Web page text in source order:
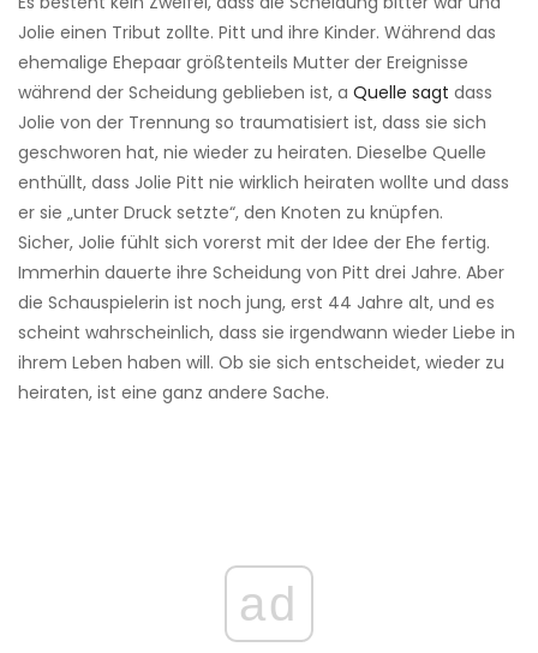
Jolie einen Tribut zollte. Pitt und ihre Kinder. Während das
ehemalige Ehepaar größtenteils Mutter der Ereignisse
während der Scheidung geblieben ist, a Quelle sagt dass
Jolie von der Trennung so traumatisiert ist, dass sie sich
geschworen hat, nie wieder zu heiraten. Dieselbe Quelle
enthüllt, dass Jolie Pitt nie wirklich heiraten wollte und dass
er sie „unter Druck setzte“, den Knoten zu knüpfen.
Sicher, Jolie fühlt sich vorerst mit der Idee der Ehe fertig.
Immerhin dauerte ihre Scheidung von Pitt drei Jahre. Aber
die Schauspielerin ist noch jung, erst 44 Jahre alt, und es
scheint wahrscheinlich, dass sie irgendwann wieder Liebe in
ihrem Leben haben will. Ob sie sich entscheidet, wieder zu
heiraten, ist eine ganz andere Sache.
ad